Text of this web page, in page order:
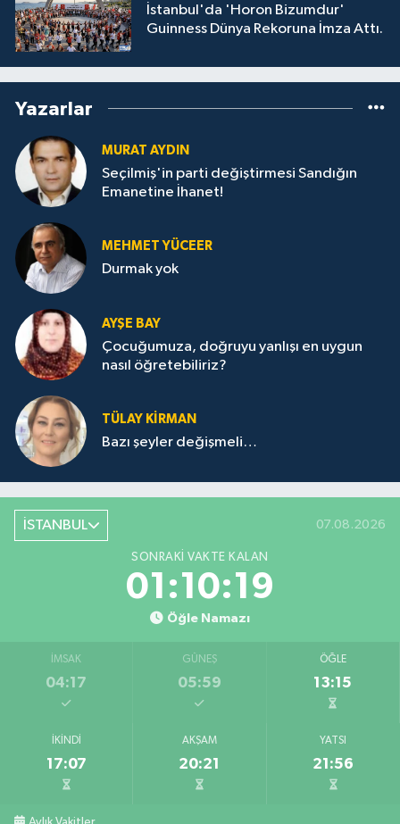
İstanbul'da 'Horon Bizumdur'
Guinness Dünya Rekoruna İmza Attı.
Yazarlar
MURAT AYDIN
Seçilmiş'in parti değiştirmesi Sandığın
Emanetine İhanet!
MEHMET YÜCEER
Durmak yok
AYŞE BAY
Çocuğumuza, doğruyu yanlışı en uygun
nasıl öğretebiliriz?
TÜLAY KİRMAN
Bazı şeyler değişmeli…
İSTANBUL 07.08.2026
SONRAKI VAKTE KALAN
01:10:19
Öğle Namazı
İMSAK
04:17
GÜNEŞ
05:59
ÖĞLE
13:15
İKINDI
17:07
AKŞAM
20:21
YATSI
21:56